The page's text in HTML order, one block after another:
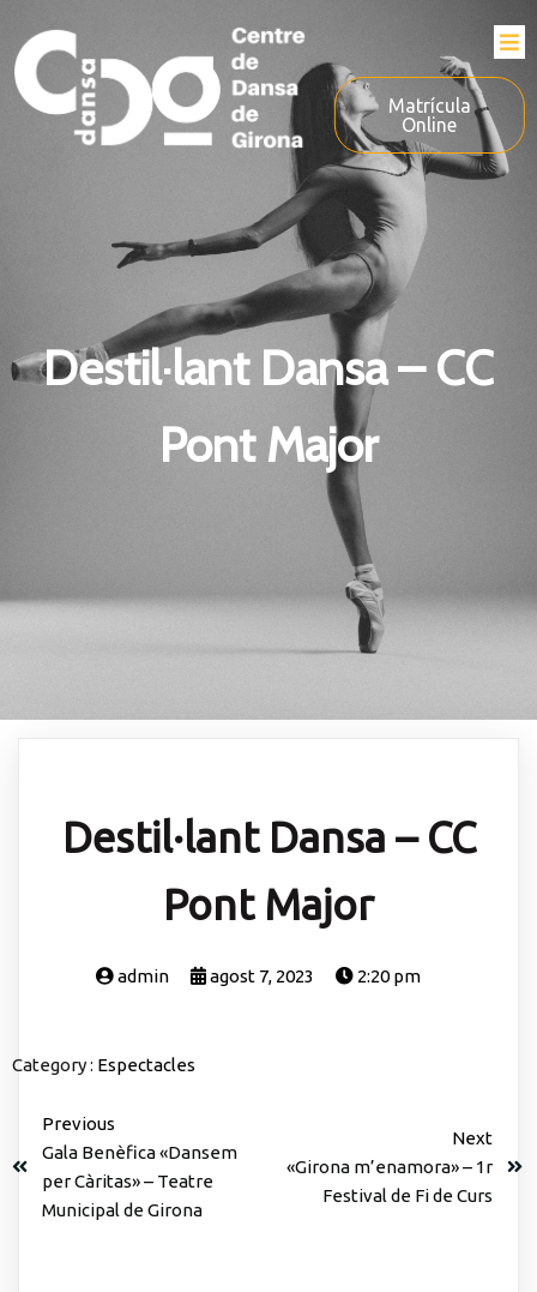
Matrícula
Online
Destil·lant Dansa – CC
Pont Major
Destil·lant Dansa – CC
Pont Major
admin agost 7, 2023 2:20 pm
Category : Espectacles
Previous
Gala Benèfica «Dansem
per Càritas» – Teatre
Municipal de Girona
Next
«Girona m’enamora» – 1r
Festival de Fi de Curs